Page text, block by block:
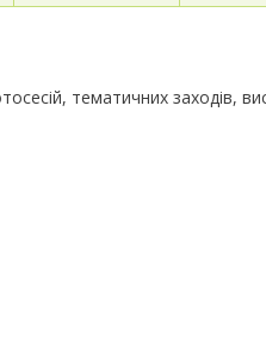
тематичних заходів,